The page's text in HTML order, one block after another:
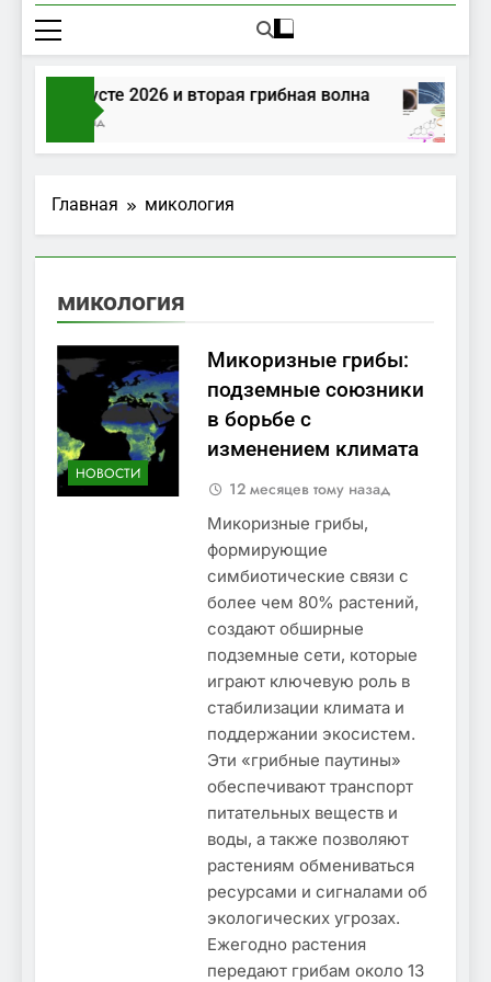
в августе 2026 и вторая грибная волна
Тому Назад
Главная микология
микология
НОВОСТИ
Микоризные грибы:
подземные союзники
в борьбе с
изменением климата
12 месяцев тому назад
Микоризные грибы,
формирующие
симбиотические связи с
более чем 80% растений,
создают обширные
подземные сети, которые
играют ключевую роль в
стабилизации климата и
поддержании экосистем.
Эти «грибные паутины»
обеспечивают транспорт
питательных веществ и
воды, а также позволяют
растениям обмениваться
ресурсами и сигналами об
экологических угрозах.
Ежегодно растения
передают грибам около 13